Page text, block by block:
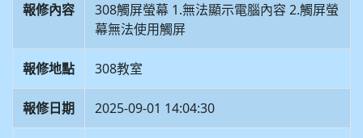
報修內容
308觸屏螢幕 1.無法顯示電腦內容 2.觸屏螢
幕無法使用觸屏
報修地點 308教室
報修日期 2025-09-01 14:04:30